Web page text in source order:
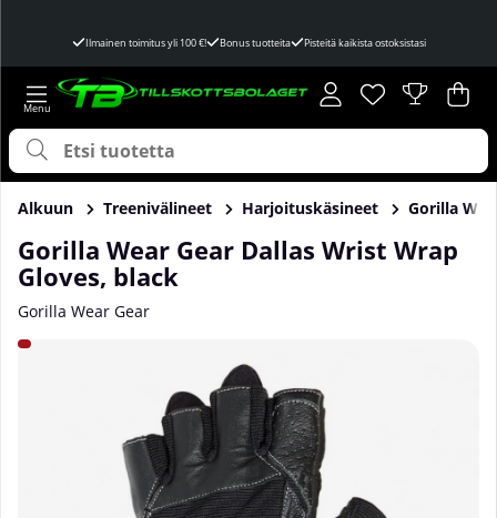
Ilmainen toimitus yli 100 €! Bonus tuotteita Pisteitä kaikista ostoksistasi
Toivelista
Lukumäärä
. .
Alkuun Treenivälineet Harjoituskäsineet Gorilla
Gorilla Wear Gear Dallas Wrist Wrap
Gloves, black
Gorilla Wear Gear
Tuotekuvat Gorilla Wear Gear Dallas Wrist Wrap Gloves,